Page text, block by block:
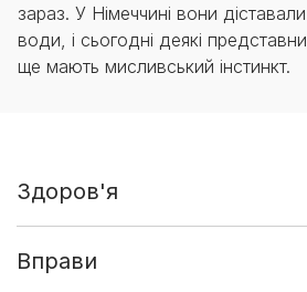
зараз. У Німеччині вони
води, і сьогодні деякі
ще мають мисливський інстинкт.
Здоров'я
Вправи